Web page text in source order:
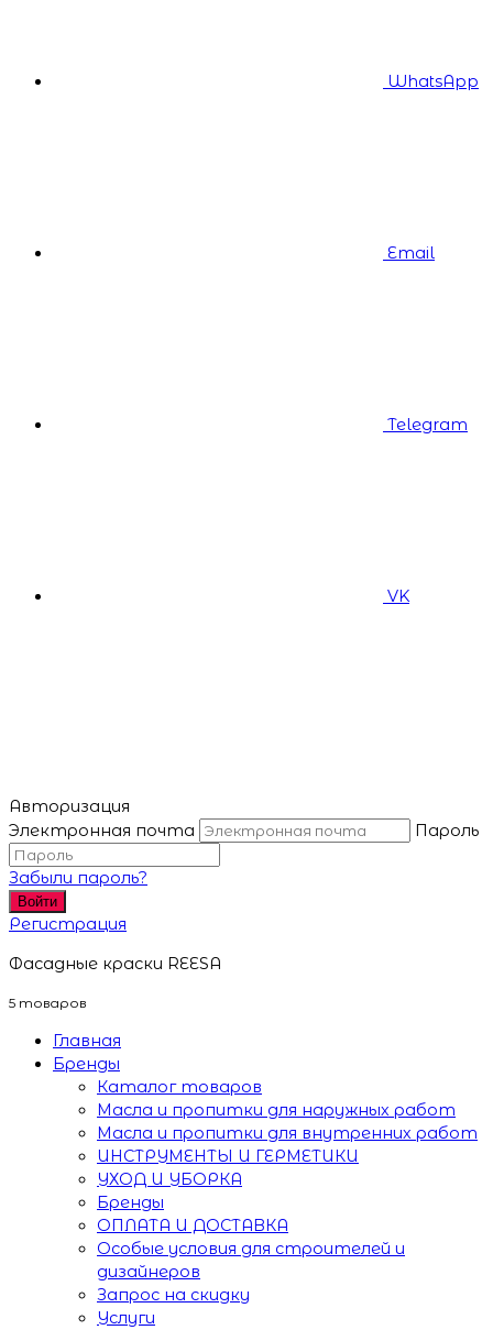
WhatsApp
Email
Telegram
VK
Авторизация
Электронная почта
Пароль
Забыли пароль?
Войти
Регистрация
Фасадные краски REESA
5 товаров
Главная
Бренды
Каталог товаров
Масла и пропитки для наружных работ
Масла и пропитки для внутренних работ
ИНСТРУМЕНТЫ И ГЕРМЕТИКИ
УХОД И УБОРКА
Бренды
ОПЛАТА И ДОСТАВКА
Особые условия для строителей и
дизайнеров
Запрос на скидку
Услуги